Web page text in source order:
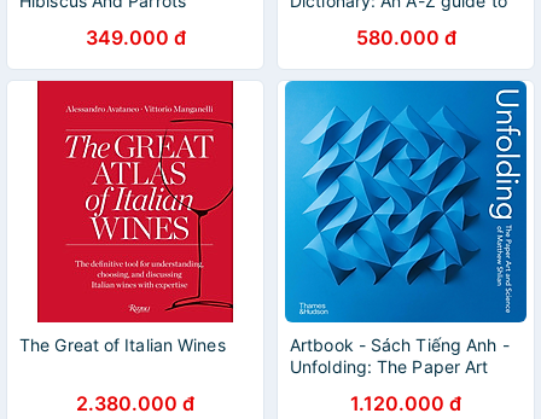
349.000 đ
tattoos by Trent Aitken-
Smith
580.000 đ
The Great of Italian Wines
2.380.000 đ
Artbook - Sách Tiếng Anh -
Unfolding: The Paper Art
1.120.000 đ